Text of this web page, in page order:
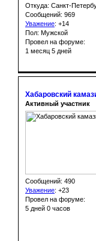
Откуда: Санкт-
Сообщений: 969
Уважение: +14
Пол: Мужской
Провел на форуме:
1 месяц 5 дней
Хабаровский
Активный участник
Сообщений: 490
Уважение: +23
Провел на форуме:
5 дней 0 часов